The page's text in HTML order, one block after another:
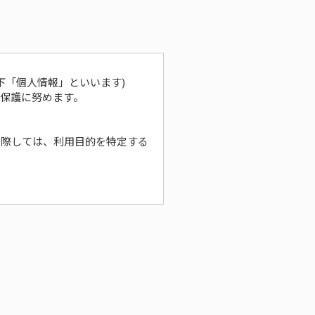
「個人情報」といいます)
護に努めます。
しては、利用目的を特定する